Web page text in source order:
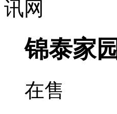
锦泰家园
在售